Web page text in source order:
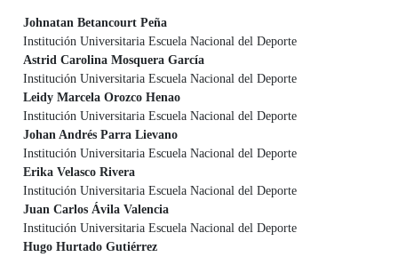
Contenido principal del artículo
Johnatan Betancourt Peña
Institución Universitaria Escuela Nacional del Deporte
Astrid Carolina Mosquera García
Institución Universitaria Escuela Nacional del Deporte
Leidy Marcela Orozco Henao
Institución Universitaria Escuela Nacional del Deporte
Johan Andrés Parra Lievano
Institución Universitaria Escuela Nacional del Deporte
Erika Velasco Rivera
Institución Universitaria Escuela Nacional del Deporte
Juan Carlos Ávila Valencia
Institución Universitaria Escuela Nacional del Deporte
Hugo Hurtado Gutiérrez